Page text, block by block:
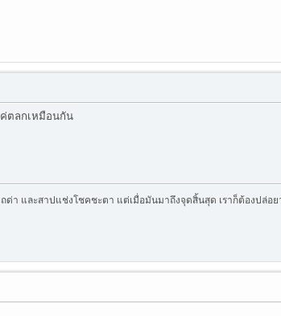
ตลกเหมือนกัน
ด่า และสาปแช่งโชคชะตา แต่เมื่อมันมาถึงจุดสิ้นสุด เราก็ต้องปล่อย